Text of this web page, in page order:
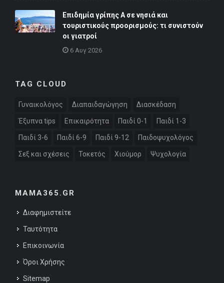
Επιδημία γρίπης Α σε νησιά και
τουριστικούς προορισμούς: τι συνιστούν
οι γιατροί
6 Αυγ 2026
TAG CLOUD
Γυναικολόγος Διαπαιδαγώγηση Διασκέδαση
Έξυπνα tips Επικαιρότητα Παιδί 0-1 Παιδί 1-3
Παιδί 3-6 Παιδί 6-9 Παιδί 9-12 Παιδοψυχολόγος
Σεξ και σχέσεις Τοκετός Χιούμορ Ψυχολογία
MAMA365.GR
Διαφημιστείτε
Ταυτότητα
Επικοινωνία
Όροι Χρήσης
Sitemap